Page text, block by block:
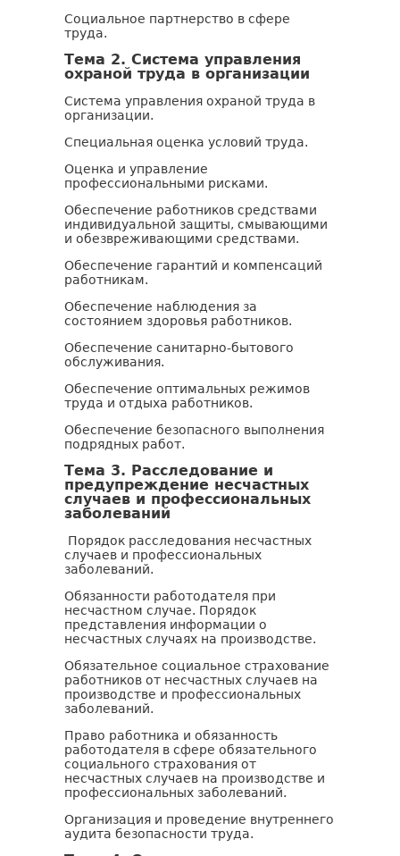
Социальное партнерство в сфере
труда.
Тема 2. Система управления
охраной труда в организации
Система управления охраной труда в
организации.
Специальная оценка условий труда.
Оценка и управление
профессиональными рисками.
Обеспечение работников средствами
индивидуальной защиты, смывающими
и обезвреживающими средствами.
Обеспечение гарантий и компенсаций
работникам.
Обеспечение наблюдения за
состоянием здоровья работников.
Обеспечение санитарно-бытового
обслуживания.
Обеспечение оптимальных режимов
труда и отдыха работников.
Обеспечение безопасного выполнения
подрядных работ.
Тема 3. Расследование и
предупреждение несчастных
случаев и профессиональных
заболеваний
Порядок расследования несчастных
случаев и профессиональных
заболеваний.
Обязанности работодателя при
несчастном случае. Порядок
представления информации о
несчастных случаях на производстве.
Обязательное социальное страхование
работников от несчастных случаев на
производстве и профессиональных
заболеваний.
Право работника и обязанность
работодателя в сфере обязательного
социального страхования от
несчастных случаев на производстве и
профессиональных заболеваний.
Организация и проведение внутреннего
аудита безопасности труда.